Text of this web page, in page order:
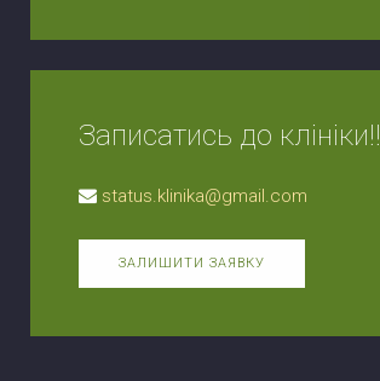
Записатись до клініки!!
status.klinika@gmail.com
ЗАЛИШИТИ ЗАЯВКУ